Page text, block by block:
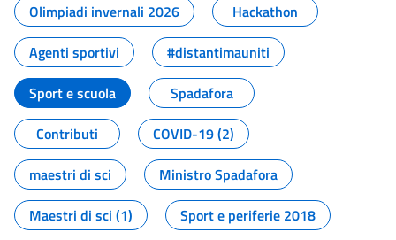
Olimpiadi invernali 2026
Hackathon
Agenti sportivi
#distantimauniti
Sport e scuola
Spadafora
Contributi
COVID-19 (2)
maestri di sci
Ministro Spadafora
Maestri di sci (1)
Sport e periferie 2018